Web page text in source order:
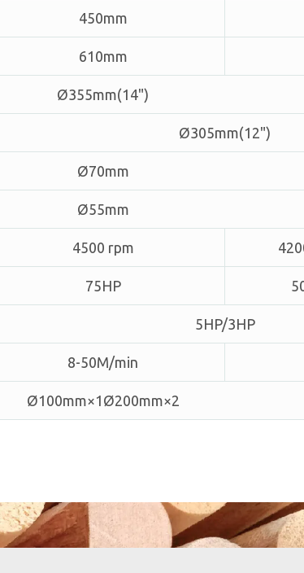
450mm
610mm
Ø355mm(14")
Ø305mm(12")
Ø70mm
Ø55mm
4500 rpm
75HP
5HP/3HP
8-50M/min
Ø100mm×1Ø200mm×2